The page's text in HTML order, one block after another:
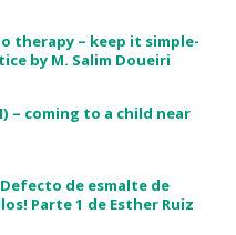
therapy – keep it simple-
by M. Salim Doueiri
– coming to a child near
de esmalte de
Parte 1 de Esther Ruiz